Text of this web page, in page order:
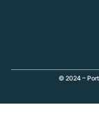
© 2024 –